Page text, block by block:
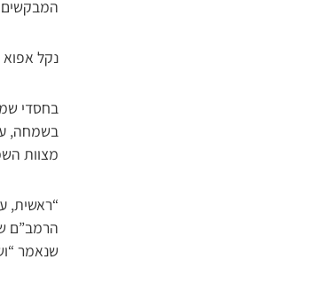
המבקשים
נקל
בחסדי
בשמחה,
מצוות
“ראשית,
הרמב”ם
שנאמר